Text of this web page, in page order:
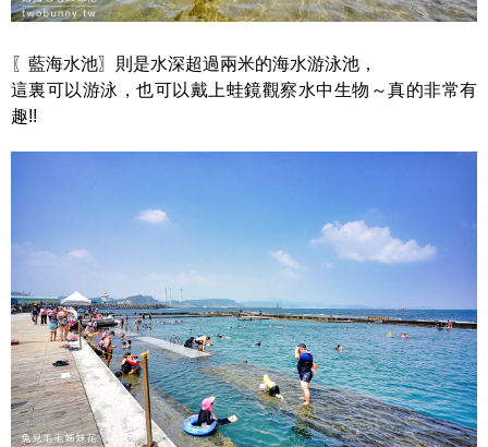
〖藍海水池〗則是水深超過兩米的海水游泳池，
這裏可以游泳，也可以戴上蛙鏡觀察水中生物～真的非常有
趣!!